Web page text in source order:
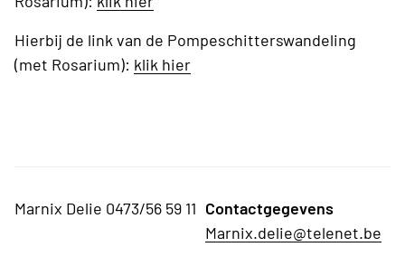
Hierbij de link van de Pompeschitterswandeling
(met Rosarium): klik hier
Marnix Delie 0473/56 59 11 Contactgegevens
Marnix.delie@telenet.be